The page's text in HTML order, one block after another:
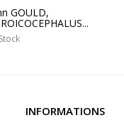
GOULD,
INFORMATIONS